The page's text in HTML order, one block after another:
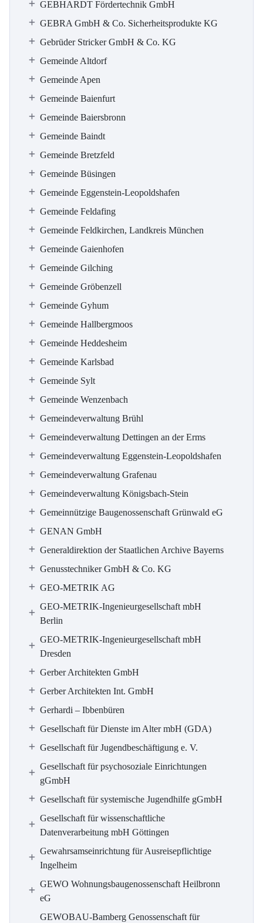
GEBHARDT Fördertechnik GmbH
GEBRA GmbH & Co. Sicherheitsprodukte KG
Gebrüder Stricker GmbH & Co. KG
Gemeinde Altdorf
Gemeinde Apen
Gemeinde Baienfurt
Gemeinde Baiersbronn
Gemeinde Baindt
Gemeinde Bretzfeld
Gemeinde Büsingen
Gemeinde Eggenstein-Leopoldshafen
Gemeinde Feldafing
Gemeinde Feldkirchen, Landkreis München
Gemeinde Gaienhofen
Gemeinde Gilching
Gemeinde Gröbenzell
Gemeinde Gyhum
Gemeinde Hallbergmoos
Gemeinde Heddesheim
Gemeinde Karlsbad
Gemeinde Sylt
Gemeinde Wenzenbach
Gemeindeverwaltung Brühl
Gemeindeverwaltung Dettingen an der Erms
Gemeindeverwaltung Eggenstein-Leopoldshafen
Gemeindeverwaltung Grafenau
Gemeindeverwaltung Königsbach-Stein
Gemeinnützige Baugenossenschaft Grünwald eG
GENAN GmbH
Generaldirektion der Staatlichen Archive Bayerns
Genusstechniker GmbH & Co. KG
GEO-METRIK AG
GEO-METRIK-Ingenieurgesellschaft mbH
Berlin
GEO-METRIK-Ingenieurgesellschaft mbH
Dresden
Gerber Architekten GmbH
Gerber Architekten Int. GmbH
Gerhardi – Ibbenbüren
Gesellschaft für Dienste im Alter mbH (GDA)
Gesellschaft für Jugendbeschäftigung e. V.
Gesellschaft für psychosoziale Einrichtungen
gGmbH
Gesellschaft für systemische Jugendhilfe gGmbH
Gesellschaft für wissenschaftliche
Datenverarbeitung mbH Göttingen
Gewahrsamseinrichtung für Ausreisepflichtige
Ingelheim
GEWO Wohnungsbaugenossenschaft Heilbronn
eG
GEWOBAU-Bamberg Genossenschaft für